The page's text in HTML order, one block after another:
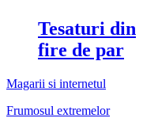
Tesaturi din
fire de par
Magarii si internetul
Frumosul extremelor